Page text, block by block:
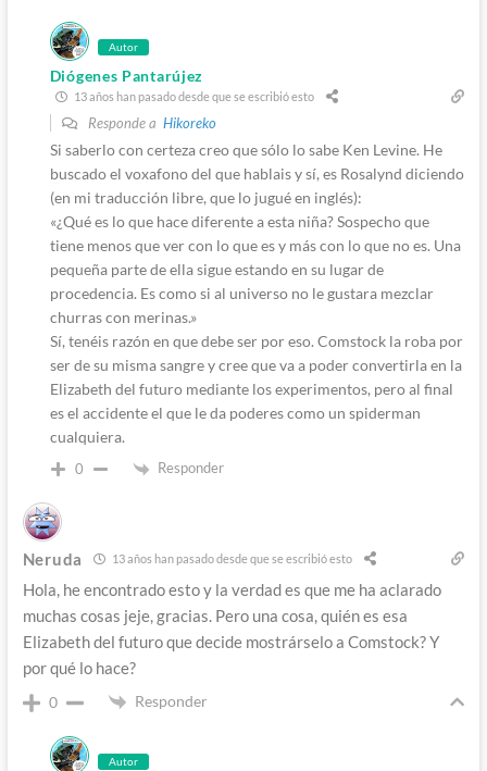
Autor
Diógenes Pantarújez
13 años han pasado desde que se escribió esto
Responde a Hikoreko
Si saberlo con certeza creo que sólo lo sabe Ken Levine. He
buscado el voxafono del que hablais y sí, es Rosalynd diciendo
(en mi traducción libre, que lo jugué en inglés):
«¿Qué es lo que hace diferente a esta niña? Sospecho que
tiene menos que ver con lo que es y más con lo que no es. Una
pequeña parte de ella sigue estando en su lugar de
procedencia. Es como si al universo no le gustara mezclar
churras con merinas.»
Sí, tenéis razón en que debe ser por eso. Comstock la roba por
ser de su misma sangre y cree que va a poder convertirla en la
Elizabeth del futuro mediante los experimentos, pero al final
es el accidente el que le da poderes como un spiderman
cualquiera.
0 Responder
Neruda 13 años han pasado desde que se escribió esto
Hola, he encontrado esto y la verdad es que me ha aclarado
muchas cosas jeje, gracias. Pero una cosa, quién es esa
Elizabeth del futuro que decide mostrárselo a Comstock? Y
por qué lo hace?
0 Responder
Autor